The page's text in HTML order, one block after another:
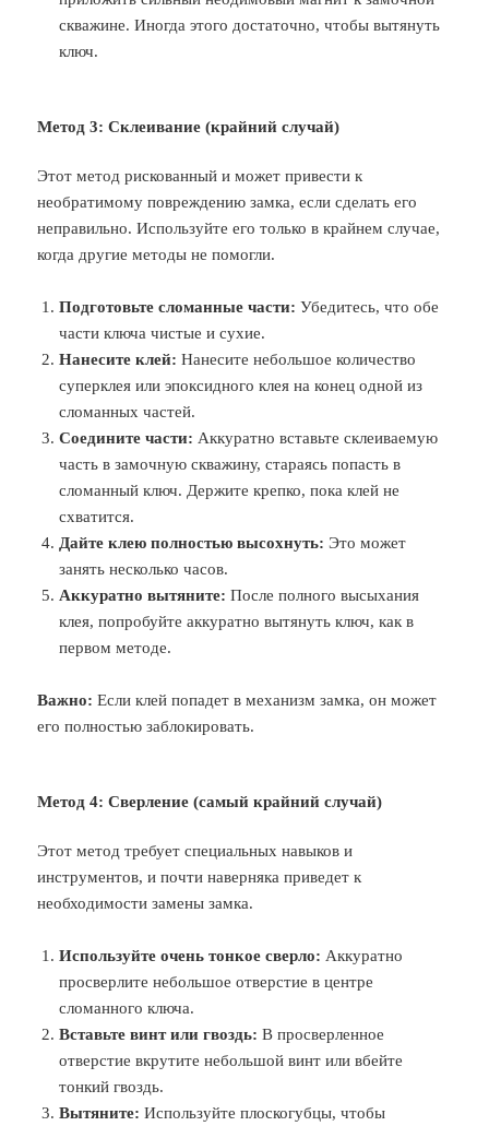
скважине. Иногда этого достаточно, чтобы вытянуть
ключ.
Метод 3: Склеивание (крайний случай)
Этот метод рискованный и может привести к
необратимому повреждению замка, если сделать его
неправильно. Используйте его только в крайнем случае,
когда другие методы не помогли.
Подготовьте сломанные части: Убедитесь, что обе
части ключа чистые и сухие.
Нанесите клей: Нанесите небольшое количество
суперклея или эпоксидного клея на конец одной из
сломанных частей.
Соедините части: Аккуратно вставьте склеиваемую
часть в замочную скважину, стараясь попасть в
сломанный ключ. Держите крепко, пока клей не
схватится.
Дайте клею полностью высохнуть: Это может
занять несколько часов.
Аккуратно вытяните: После полного высыхания
клея, попробуйте аккуратно вытянуть ключ, как в
первом методе.
Важно: Если клей попадет в механизм замка, он может
его полностью заблокировать.
Метод 4: Сверление (самый крайний случай)
Этот метод требует специальных навыков и
инструментов, и почти наверняка приведет к
необходимости замены замка.
Используйте очень тонкое сверло: Аккуратно
просверлите небольшое отверстие в центре
сломанного ключа.
Вставьте винт или гвоздь: В просверленное
отверстие вкрутите небольшой винт или вбейте
тонкий гвоздь.
Вытяните: Используйте плоскогубцы, чтобы